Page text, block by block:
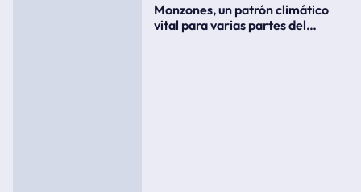
Monzones, un patrón climático
vital para varias partes del